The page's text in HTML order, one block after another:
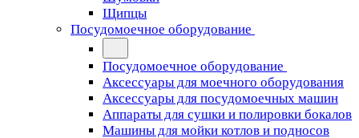
Щипцы
Посудомоечное оборудование
Посудомоечное оборудование
Аксессуары для моечного оборудования
Аксессуары для посудомоечных машин
Аппараты для сушки и полировки бокалов
Машины для мойки котлов и подносов